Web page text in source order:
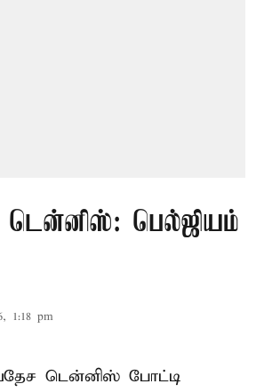
டென்னிஸ்: பெல்ஜியம்
1:18 pm
டென்னிஸ் போட்டி